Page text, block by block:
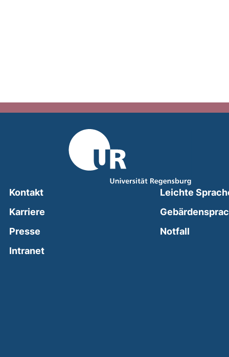
Kontakt
Karriere
Presse
Intranet(external link, opens in a new window)
Leichte
Notfall